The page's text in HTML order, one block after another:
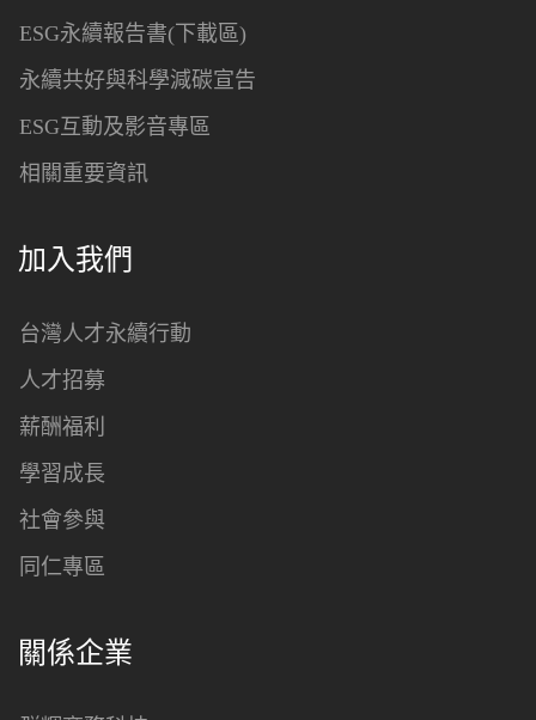
ESG永續報告書(下載區)
永續共好與科學減碳宣告
ESG互動及影音專區
相關重要資訊
加入我們
台灣人才永續行動
人才招募
薪酬福利
學習成長
社會參與
同仁專區
關係企業